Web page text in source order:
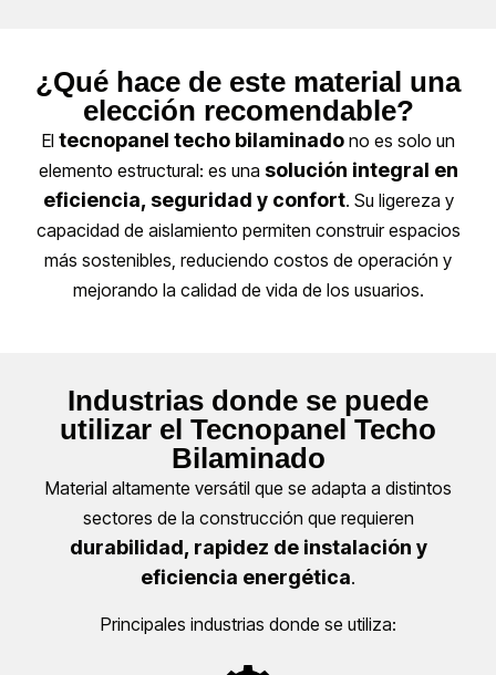
¿Qué hace de este material una
elección recomendable?
El tecnopanel techo bilaminadono es solo un
elemento estructural: es una solución integral en
eficiencia, seguridad y confort. Su ligereza y
capacidad de aislamiento permiten construir espacios
más sostenibles, reduciendo costos de operación y
mejorando la calidad de vida de los usuarios.
Industrias donde se puede
utilizar el Tecnopanel Techo
Bilaminado
Material altamente versátil que se adapta a distintos
sectores de la construcción que requieren
durabilidad, rapidez de instalación y
eficiencia energética.
Principales industrias donde se utiliza: